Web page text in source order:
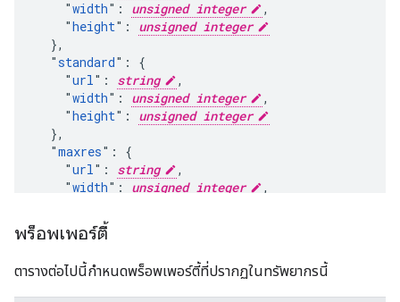
    "
width": unsigned integer
,
    "
height": unsigned integer
  },
  "
standard": {
    "
url": string
,
    "
width": unsigned integer
,
    "
height": unsigned integer
  },
  "
maxres": {
    "
url": string
,
    "
width": unsigned integer
,
}
พร็อพเพอร์ตี้
ตารางต่อไปนี้กำหนดพร็อพเพอร์ตี้ที่ปรากฏในทรัพยากรนี้